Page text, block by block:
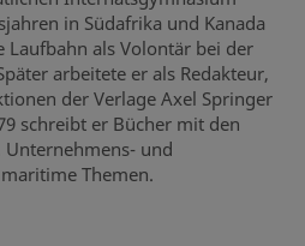
in Südafrika und Kanada
Laufbahn als Volontär bei der
arbeitete er als Redakteur,
der Verlage Axel Springer
schreibt er Bücher mit den
Unternehmens- und
Themen.